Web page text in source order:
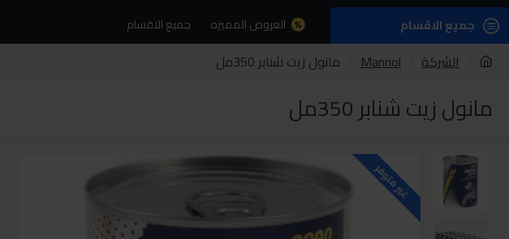
جميع الاقسام العروض المميزه جميع الاقسام
الشركة Mannol مانول زيت شنابر 350مل
مانول زيت شنابر 350مل
غير متوفر